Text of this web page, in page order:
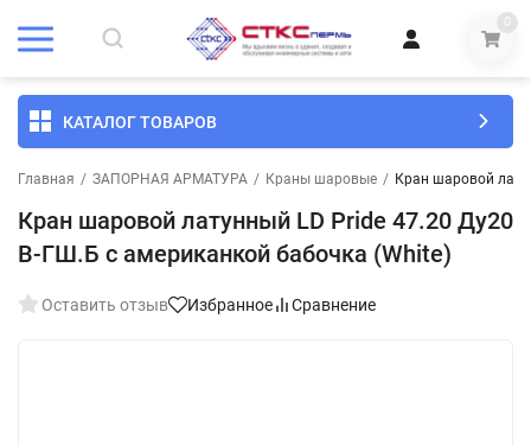
0
КАТАЛОГ ТОВАРОВ
Главная / ЗАПОРНАЯ АРМАТУРА / Краны шаровые / Кран шаровой
Кран шаровой латунный LD Pride 47.20 Ду20
В-ГШ.Б с американкой бабочка (White)
Оставить отзыв Избранное Сравнение